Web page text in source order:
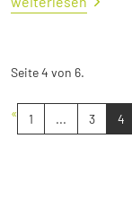
Seite 4 von 6.
« 1 ... 3 4